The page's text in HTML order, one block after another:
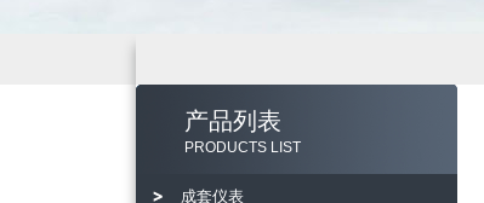
产品列表
PRODUCTS LIST
成套仪表